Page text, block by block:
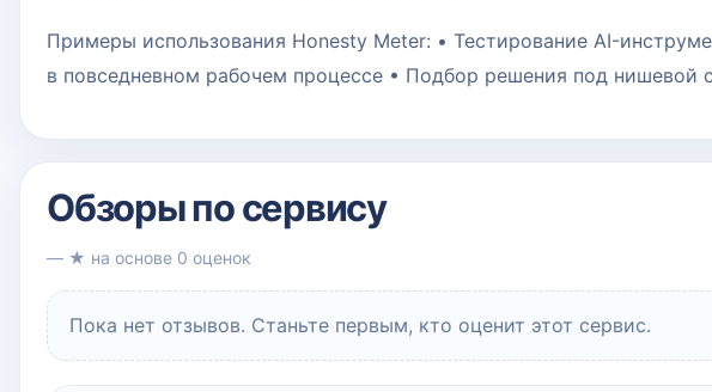
Примеры использования Honesty Meter: • Тестирование AI-
в повседневном рабочем процессе • Подбор решения под нишевой
Обзоры по сервису
— ★ на основе 0 оценок
Пока нет отзывов. Станьте первым, кто оценит этот сервис.